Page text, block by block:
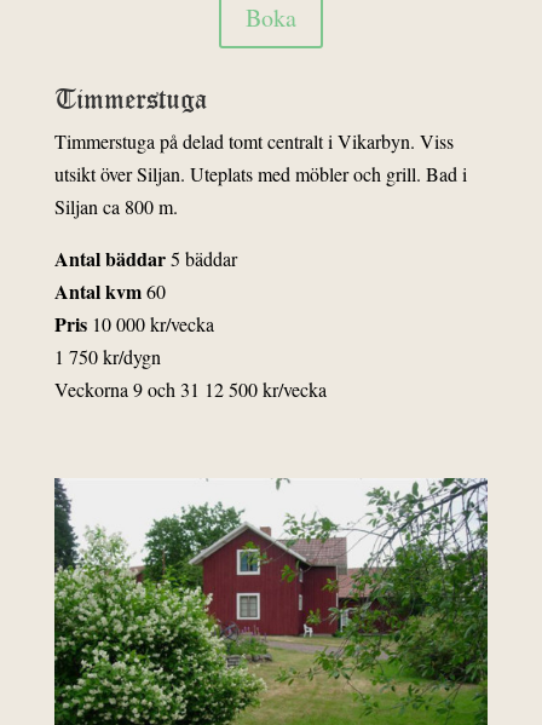
Boka
Timmerstuga
Timmerstuga på delad tomt centralt i Vikarbyn. Viss
utsikt över Siljan. Uteplats med möbler och grill. Bad i
Siljan ca 800 m.
Antal bäddar5 bäddar
Antal kvm60
Pris 10 000 kr/vecka
1 750 kr/dygn
Veckorna 9 och 31 12 500 kr/vecka